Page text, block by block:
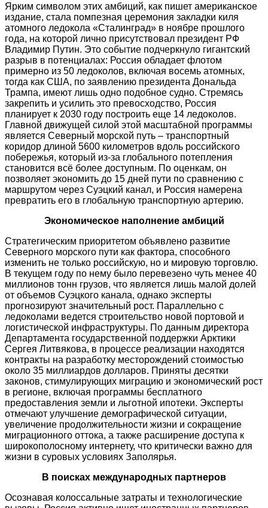
Ярким символом этих амбиций, как пишет американское
издание, стала помпезная церемония закладки киля
атомного ледокола «Сталинград» в ноябре прошлого
года, на которой лично присутствовал президент РФ
Владимир Путин. Это событие подчеркнуло гигантский
разрыв в потенциалах: Россия обладает флотом
примерно из 50 ледоколов, включая восемь атомных,
тогда как США, по заявлению президента Дональда
Трампа, имеют лишь одно подобное судно. Стремясь
закрепить и усилить это превосходство, Россия
планирует к 2030 году построить еще 14 ледоколов.
Главной движущей силой этой масштабной программы
является Северный морской путь – транспортный
коридор длиной 5600 километров вдоль российского
побережья, который из-за глобального потепления
становится всё более доступным. По оценкам, он
позволяет экономить до 15 дней пути по сравнению с
маршрутом через Суэцкий канал, и Россия намерена
превратить его в глобальную транспортную артерию.
Экономическое наполнение амбиций
Стратегическим приоритетом объявлено развитие
Северного морского пути как фактора, способного
изменить не только российскую, но и мировую торговлю.
В текущем году по нему было перевезено чуть менее 40
миллионов тонн грузов, что является лишь малой долей
от объемов Суэцкого канала, однако эксперты
прогнозируют значительный рост. Параллельно с
ледоколами ведется строительство новой портовой и
логистической инфраструктуры. По данным директора
Департамента государственной поддержки Арктики
Сергея Литвякова, в процессе реализации находятся
контракты на разработку месторождений стоимостью
около 35 миллиардов долларов. Приняты десятки
законов, стимулирующих миграцию и экономический рост
в регионе, включая программы бесплатного
предоставления земли и льготной ипотеки. Эксперты
отмечают улучшение демографической ситуации,
увеличение продолжительности жизни и сокращение
миграционного оттока, а также расширение доступа к
широкополосному интернету, что критически важно для
жизни в суровых условиях Заполярья.
В поисках международных партнеров
Осознавая колоссальные затраты и технологические